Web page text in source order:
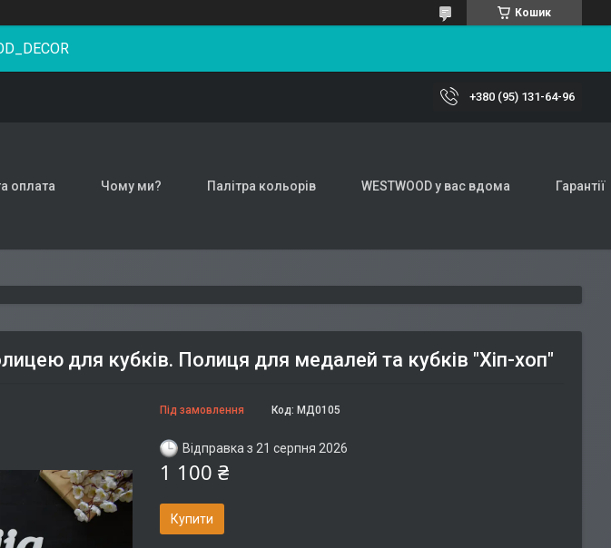
Кошик
+380 (95) 131-64-96
оплата Чому ми? Палітра кольорів WESTWOOD у вас вдома Гарантії
для кубків. Полиця для медалей та кубків "Хіп-хоп"
Під замовлення Код: МД0105
Відправка з 21 серпня 2026
1 100 ₴
Купити